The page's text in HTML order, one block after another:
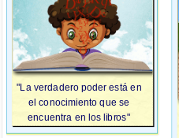
"La verdadero poder está en
el conocimiento que se
encuentra en los libros"